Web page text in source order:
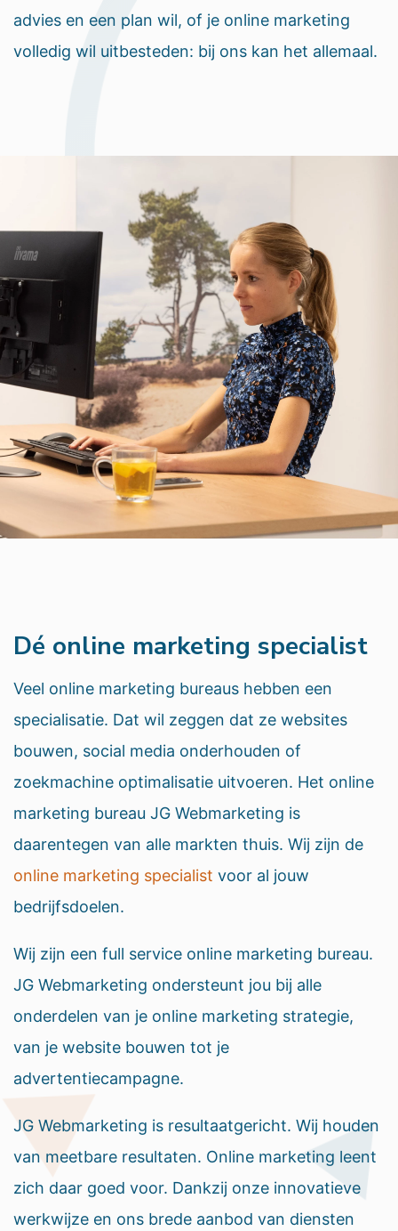
advies en een plan wil, of je online marketing
volledig wil uitbesteden: bij ons kan het allemaal.
Dé online marketing specialist
Veel online marketing bureaus hebben een
specialisatie. Dat wil zeggen dat ze websites
bouwen, social media onderhouden of
zoekmachine optimalisatie uitvoeren. Het online
marketing bureau JG Webmarketing is
daarentegen van alle markten thuis. Wij zijn de
online marketing specialist voor al jouw
bedrijfsdoelen.
Wij zijn een full service online marketing bureau.
JG Webmarketing ondersteunt jou bij alle
onderdelen van je online marketing strategie,
van je website bouwen tot je
advertentiecampagne.
JG Webmarketing is resultaatgericht. Wij houden
van meetbare resultaten. Online marketing leent
zich daar goed voor. Dankzij onze innovatieve
werkwijze en ons brede aanbod van diensten